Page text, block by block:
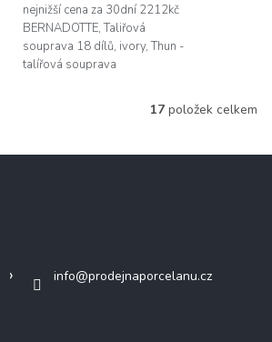
nejnižší cena za 30dní 2212kč
BERNADOTTE, Taliřová
souprava 18 dílů, ivory, Thun -
talířová souprava
barvě slonová kost obsahuje: -
O
l
r
17 položek celkem
info@prodejnaporcelanu.cz